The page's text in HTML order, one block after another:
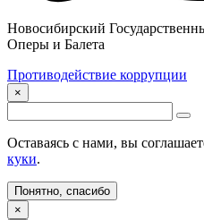
Новосибирский
Оперы и Балета
Противодействие коррупции
×
Оставаясь с нами, вы
куки.
Понятно, спасибо
×